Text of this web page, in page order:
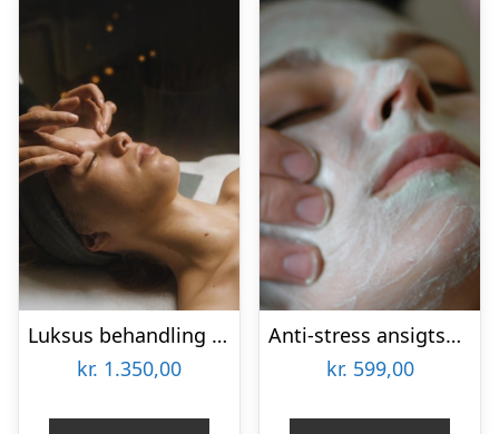
Luksus behandling hos Helle Thorup
kr. 1.350,00
Anti-stress ansigtsbehandling hos Wellness Aarhus
kr. 599,00